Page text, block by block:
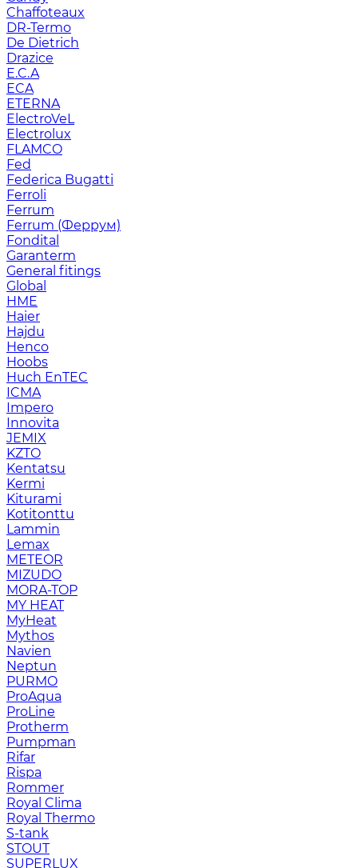
Chaffoteaux
DR-Termo
De Dietrich
Drazice
E.C.A
ECA
ETERNA
ElectroVeL
Electrolux
FLAMCO
Fed
Federica Bugatti
Ferroli
Ferrum
Ferrum (Феррум)
Fondital
Garanterm
General fitings
Global
HME
Haier
Hajdu
Henco
Hoobs
Huch EnTEC
ICMA
Impero
Innovita
JEMIX
KZTO
Kentatsu
Kermi
Kiturami
Kotitonttu
Lammin
Lemax
METEOR
MIZUDO
MORA-TOP
MY HEAT
MyHeat
Mythos
Navien
Neptun
PURMO
ProAqua
ProLine
Protherm
Pumpman
Rifar
Rispa
Rommer
Royal Clima
Royal Thermo
S-tank
STOUT
SUPERLUX